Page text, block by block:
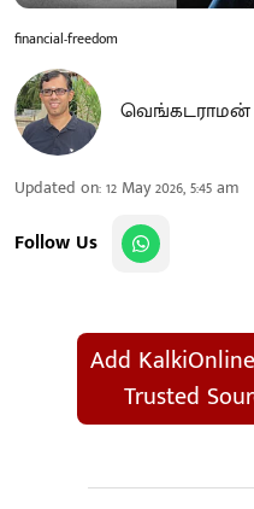
financial-freedom
வெங்கடராமன்
Updated on:12 May 2026, 5:45 am
Follow Us
Add
Trusted